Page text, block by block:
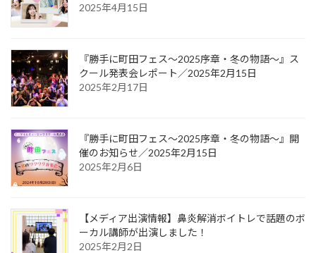
2025年4月15日
『勝手に町田フェス〜2025序章・冬の物語〜』ス
クール発表会レポート／2025年2月15日
2025年2月17日
『勝手に町田フェス〜2025序章・冬の物語〜』開
催のお知らせ／2025年2月15日
2025年2月6日
【メディア出演情報】鼻炎解消ボイトレで話題のボ
ーカル講師が出演しました！
2025年2月2日